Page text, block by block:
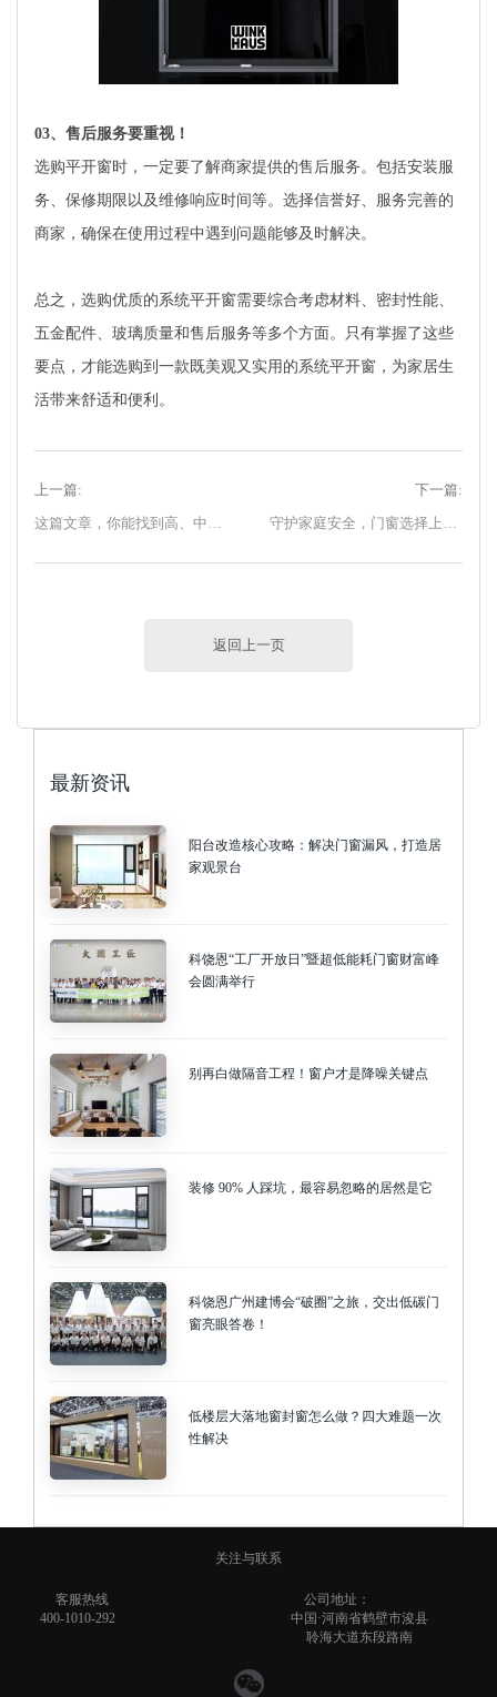
03、售后服务要重视！
选购平开窗时，一定要了解商家提供的售后服务。包括安装服
务、保修期限以及维修响应时间等。选择信誉好、服务完善的
商家，确保在使用过程中遇到问题能够及时解决。
总之，选购优质的系统平开窗需要综合考虑材料、密封性能、
五金配件、玻璃质量和售后服务等多个方面。只有掌握了这些
要点，才能选购到一款既美观又实用的系统平开窗，为家居生
活带来舒适和便利。
上一篇:
这篇文章，你能找到高、中、低楼层的封窗解决方案
下一篇:
守护家庭安全，门窗选择上这三方面不能忽视！
返回上一页
最新资讯
阳台改造核心攻略：解决门窗漏风，打造居
家观景台
科饶恩“工厂开放日”暨超低能耗门窗财富峰
会圆满举行
别再白做隔音工程！窗户才是降噪关键点
装修 90% 人踩坑，最容易忽略的居然是它
科饶恩广州建博会“破圈”之旅，交出低碳门
窗亮眼答卷！
低楼层大落地窗封窗怎么做？四大难题一次
性解决
关注与联系
客服热线
400-1010-292
公司地址：
中国·河南省鹤壁市浚县
聆海大道东段路南